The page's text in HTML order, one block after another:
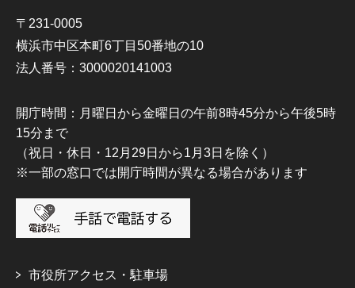
〒231-0005
横浜市中区本町6丁目50番地の10
法人番号：3000020141003
開庁時間：月曜日から金曜日の午前8時45分から午後5時
15分まで
（祝日・休日・12月29日から1月3日を除く）
※一部の窓口では開庁時間が異なる場合があります
市役所アクセス・駐車場